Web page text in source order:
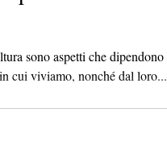
sono aspetti che dipendono
cui viviamo, nonché dal loro...